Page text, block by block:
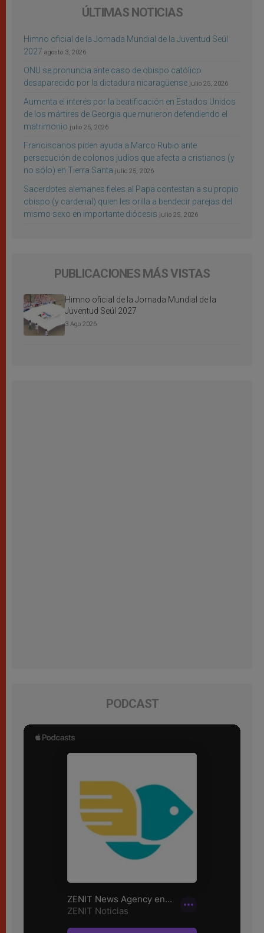
ÚLTIMAS NOTICIAS
Himno oficial de la Jornada Mundial de la Juventud Seúl
2027 agosto 3, 2026
ONU se pronuncia ante caso de obispo católico
desaparecido por la dictadura nicaragüense julio 25, 2026
Aumenta el interés por la beatificación en Estados Unidos
de los mártires de Georgia que murieron defendiendo el
matrimonio julio 25, 2026
Franciscanos piden ayuda a Marco Rubio ante
persecución de colonos judíos que afecta a cristianos (y
no sólo) en Tierra Santa julio 25, 2026
Sacerdotes alemanes fieles al Papa contestan a su propio
obispo (y cardenal) quien les orilla a bendecir parejas del
mismo sexo en importante diócesis julio 25, 2026
PUBLICACIONES MÁS VISTAS
Himno oficial de la Jornada Mundial de la
Juventud Seúl 2027
3 Ago 2026
PODCAST